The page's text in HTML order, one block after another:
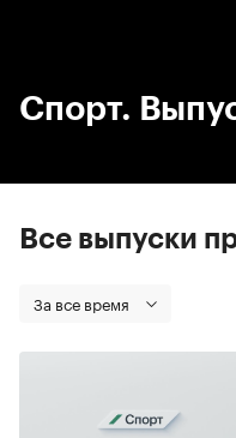
Спорт.
Все выпуски
За все время